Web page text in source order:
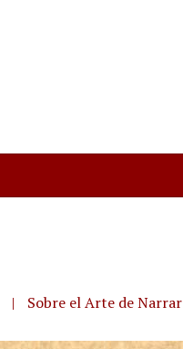
| Sobre el Arte de Narrar